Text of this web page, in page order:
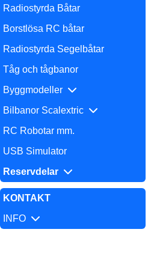
Radiostyrda Båtar
Borstlösa RC båtar
Radiostyrda Segelbåtar
Tåg och tågbanor
Byggmodeller
Bilbanor Scalextric
RC Robotar mm.
USB Simulator
Reservdelar
KONTAKT
INFO